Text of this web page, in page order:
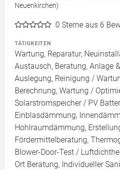
Neuenkirchen)
0 Sterne aus 6
TÄTIGKEITEN
Wartung, Reparatur,
Austausch, Beratung, Anlage
Auslegung, Reinigung /
Berechnung, Wartung /
Solarstromspeicher / PV
Einblasdämmung,
Hohlraumdämmung,
Fördermittelberatung,
Blower-Door-Test /
Ort Beratung, Individueller